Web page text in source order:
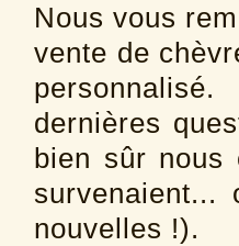
Nous vous
vente de
dernières
bien sûr nous
survenaient...
nouvelles !).